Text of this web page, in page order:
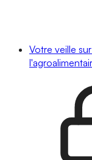
Votre veille